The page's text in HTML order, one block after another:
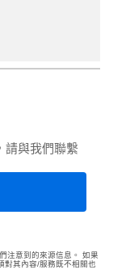
請與我們聯繫
注意到的來源信息。 如果
對其內容/服務既不相關也